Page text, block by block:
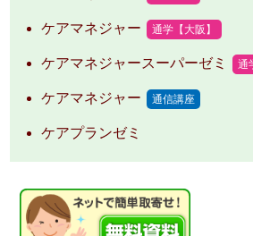
ケアマネジャー 通学【大阪】
ケアマネジャースーパーゼミ 通
ケアマネジャー 通信講座
ケアプランゼミ